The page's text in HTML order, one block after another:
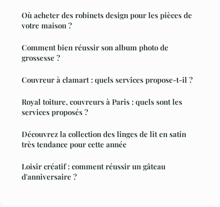
Où acheter des robinets design pour les pièces de
votre maison ?
Comment bien réussir son album photo de
grossesse ?
Couvreur à clamart : quels services propose-t-il ?
Royal toiture, couvreurs à Paris : quels sont les
services proposés ?
Découvrez la collection des linges de lit en satin
très tendance pour cette année
Loisir créatif : comment réussir un gâteau
d'anniversaire ?